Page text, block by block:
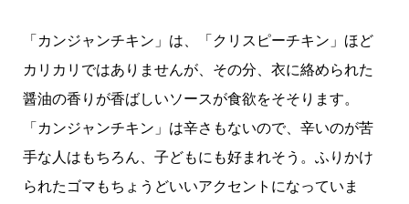
「カンジャンチキン」は、「クリスピーチキン」ほど
カリカリではありませんが、その分、衣に絡められた
醤油の香りが香ばしいソースが食欲をそそります。
「カンジャンチキン」は辛さもないので、辛いのが苦
手な人はもちろん、子どもにも好まれそう。ふりかけ
られたゴマもちょうどいいアクセントになっていま